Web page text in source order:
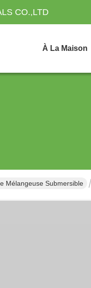
CO.,LTD
À La Maison
Mélangeuse Submersible